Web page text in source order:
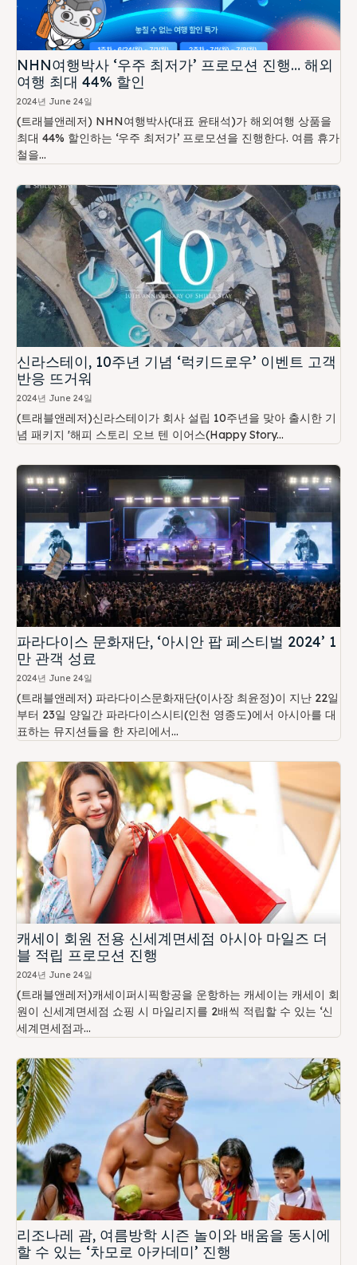
NHN여행박사 ‘우주 최저가’ 프로모션 진행… 해외
여행 최대 44% 할인
2024년 June 24일
(트래블앤레저) NHN여행박사(대표 윤태석)가 해외여행 상품을
최대 44% 할인하는 ‘우주 최저가’ 프로모션을 진행한다. 여름 휴가
철을...
신라스테이, 10주년 기념 ‘럭키드로우’ 이벤트 고객
반응 뜨거워
2024년 June 24일
(트래블앤레저)신라스테이가 회사 설립 10주년을 맞아 출시한 기
념 패키지 '해피 스토리 오브 텐 이어스(Happy Story...
파라다이스 문화재단, ‘아시안 팝 페스티벌 2024’ 1
만 관객 성료
2024년 June 24일
(트래블앤레저) 파라다이스문화재단(이사장 최윤정)이 지난 22일
부터 23일 양일간 파라다이스시티(인천 영종도)에서 아시아를 대
표하는 뮤지션들을 한 자리에서...
캐세이 회원 전용 신세계면세점 아시아 마일즈 더
블 적립 프로모션 진행
2024년 June 24일
(트래블앤레저)캐세이퍼시픽항공을 운항하는 캐세이는 캐세이 회
원이 신세계면세점 쇼핑 시 마일리지를 2배씩 적립할 수 있는 ‘신
세계면세점과...
리조나레 괌, 여름방학 시즌 놀이와 배움을 동시에
할 수 있는 ‘차모로 아카데미’ 진행